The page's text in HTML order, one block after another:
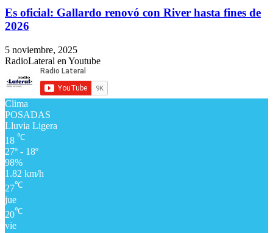
Es oficial: Gallardo renovó con River hasta fines de
2026
5 noviembre, 2025
RadioLateral en Youtube
Clima
POSADAS
Lluvia Ligera
18 ℃
27º - 18º
98%
1.82 km/h
27℃
jue
20℃
vie